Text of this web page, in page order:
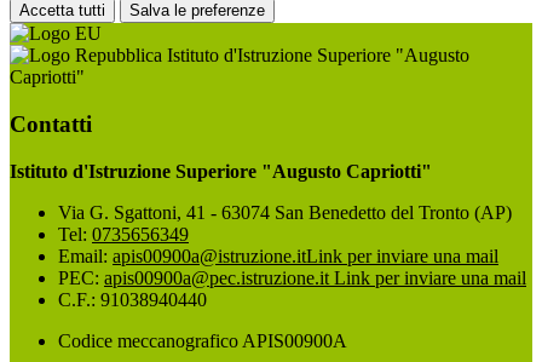
Accetta tutti Salva le preferenze
Istituto d'Istruzione Superiore "Augusto
Capriotti"
Contatti
Istituto d'Istruzione Superiore "Augusto Capriotti"
Via G. Sgattoni, 41 - 63074 San Benedetto del Tronto (AP)
Tel: 0735656349
Email: apis00900a@istruzione.itLink per inviare una mail
PEC: apis00900a@pec.istruzione.it Link per inviare una mail
C.F.: 91038940440
Codice meccanografico APIS00900A